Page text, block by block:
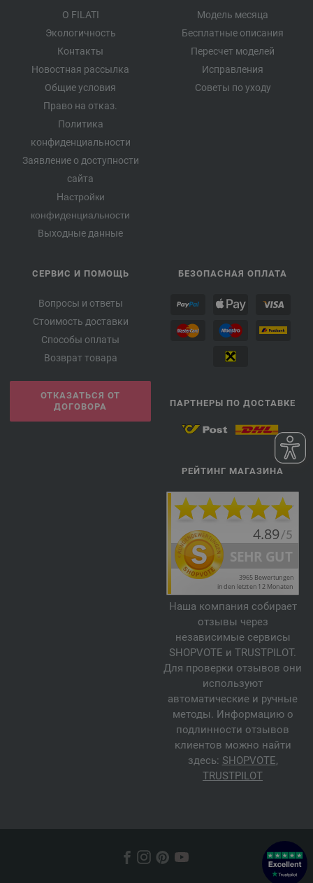
О FILATI
Экологичность
Контакты
Новостная рассылка
Общие условия
Право на отказ.
Политика
конфиденциальности
Заявление о доступности
сайта
Настройки
конфиденциальности
Выходные данные
Модель месяца
Бесплатные описания
Пересчет моделей
Исправления
Советы по уходу
СЕРВИС И ПОМОЩЬ
Вопросы и ответы
Стоимость доставки
Способы оплаты
Возврат товара
ОТКАЗАТЬСЯ ОТ
ДОГОВОРА
БЕЗОПАСНАЯ ОПЛАТА
ПАРТНЕРЫ ПО ДОСТАВКЕ
РЕЙТИНГ МАГАЗИНА
Наша компания собирает
отзывы через
независимые сервисы
SHOPVOTE и TRUSTPILOT.
Для проверки отзывов они
используют
автоматические и ручные
методы. Информацию о
подлинности отзывов
клиентов можно найти
здесь: SHOPVOTE,
TRUSTPILOT